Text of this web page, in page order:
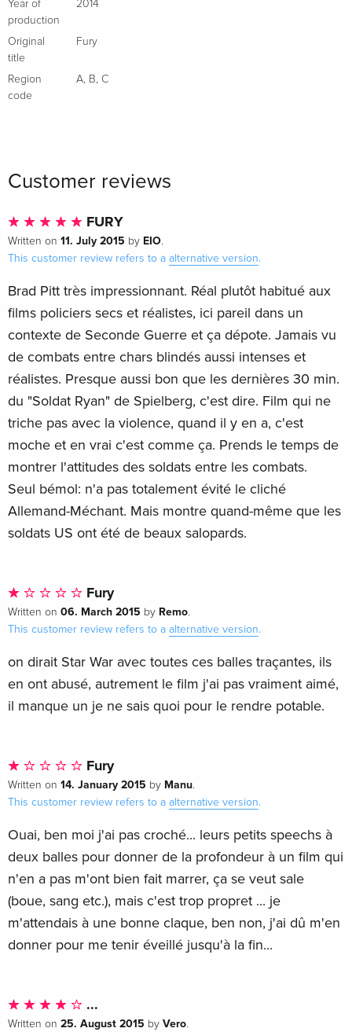
French
Limited Edition, Steelbook, 4K Ultra HD + Blu-
ray
French
Italian
Limited Edition, Steelbook, 4K Ultra HD + Blu-
ray
4K Ultra HD + Blu-ray
Sold out
Italian
Year of
production
2014
Original
title
Fury
Region
code
A, B, C
Customer reviews
FURY
Written on 11. July 2015 by EIO.
This customer review refers to a alternative version.
Brad Pitt très impressionnant. Réal plutôt habitué aux
films policiers secs et réalistes, ici pareil dans un
contexte de Seconde Guerre et ça dépote. Jamais vu
de combats entre chars blindés aussi intenses et
réalistes. Presque aussi bon que les dernières 30 min.
du "Soldat Ryan" de Spielberg, c'est dire. Film qui ne
triche pas avec la violence, quand il y en a, c'est
moche et en vrai c'est comme ça. Prends le temps de
montrer l'attitudes des soldats entre les combats.
Seul bémol: n'a pas totalement évité le cliché
Allemand-Méchant. Mais montre quand-même que les
soldats US ont été de beaux salopards.
Fury
Written on 06. March 2015 by Remo.
This customer review refers to a alternative version.
on dirait Star War avec toutes ces balles traçantes, ils
en ont abusé, autrement le film j'ai pas vraiment aimé,
il manque un je ne sais quoi pour le rendre potable.
Fury
Written on 14. January 2015 by Manu.
This customer review refers to a alternative version.
Ouai, ben moi j'ai pas croché... leurs petits speechs à
deux balles pour donner de la profondeur à un film qui
n'en a pas m'ont bien fait marrer, ça se veut sale
(boue, sang etc.), mais c'est trop propret ... je
m'attendais à une bonne claque, ben non, j'ai dû m'en
donner pour me tenir éveillé jusqu'à la fin...
...
Written on 25. August 2015 by Vero.